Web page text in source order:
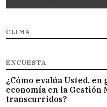
CLIMA
ENCUESTA
¿Cómo evalúa Usted,
economía en la Gestión
transcurridos?